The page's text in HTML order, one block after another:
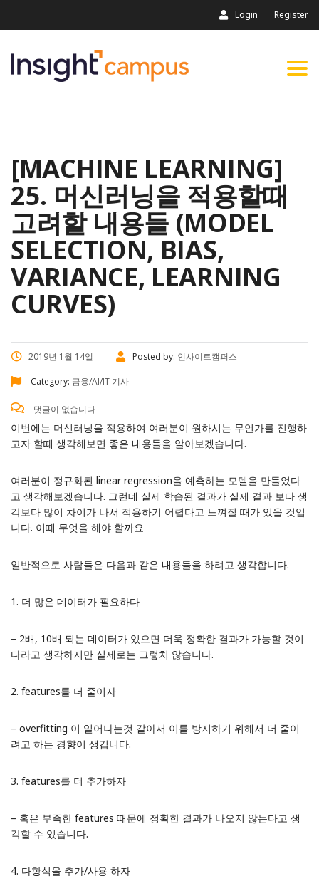
Login Register
[MACHINE LEARNING]
25. 머신러닝을 적용할때
고려할 내용들 (MODEL
SELECTION, BIAS,
VARIANCE, LEARNING
CURVES)
2019년 1월 14일 Posted by: 인사이트캠퍼스
Category: 금융/AI/IT 기사
댓글이 없습니다
이번에는 머신러닝을 적용하여 여러분이 원하시는 무언가를 진행하
고자 할때 생각해보면 좋은 내용들을 알아보겠습니다.
여러분이 정규화된 linear regression을 예측하는 모델을 만들었다
고 생각해보겠습니다. 그런데 실제 학습된 결과가 실제 결과 보다 생
각보다 많이 차이가 나서 적용하기 어렵다고 느껴질 때가 있을 것입
니다. 이때 무엇을 해야 할까요
일반적으로 사람들은 다음과 같은 내용들을 하려고 생각합니다.
1. 더 많은 데이터가 필요하다
– 2배, 10배 되는 데이터가 있으면 더욱 정확한 결과가 가능할 것이
다라고 생각하지만 실제로는 그렇치 않습니다.
2. features를 더 줄이자
– overfitting 이 일어나는것 같아서 이를 방지하기 위해서 더 줄이
려고 하는 경향이 생깁니다.
3. features를 더 추가하자
– 혹은 부족한 features 때문에 정확한 결과가 나오지 않는다고 생
각할 수 있습니다.
4. 다항식을 추가/사용 하자